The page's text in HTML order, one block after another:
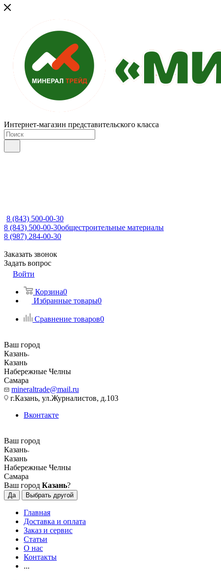
Интернет-магазин представительского класса
8 (843) 500-00-30
8 (843) 500-00-30общестроительные материалы
8 (987) 284-00-30
Заказать звонок
Задать вопрос
Войти
Корзина0
Избранные товары0
Сравнение товаров0
Ваш город
Казань
Казань
Набережные Челны
Самара
mineraltrade@mail.ru
г.Казань, ул.Журналистов, д.103
Вконтакте
Ваш город
Казань
Казань
Набережные Челны
Самара
Ваш город Казань?
Да Выбрать другой
Главная
Доставка и оплата
Заказ и сервис
Статьи
О нас
Контакты
...